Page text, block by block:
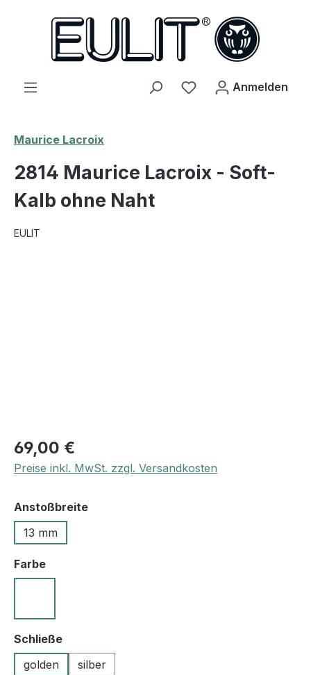
springen
Du hast 0 Produkte
Anmelden
Maurice Lacroix
2814 Maurice Lacroix - Soft-
Kalb ohne Naht
EULIT
69,00 €
Preise inkl. MwSt. zzgl. Versandkosten
Anstoßbreiteauswählen
13 mm
Farbeauswählen
Schließeauswählen
golden
silber